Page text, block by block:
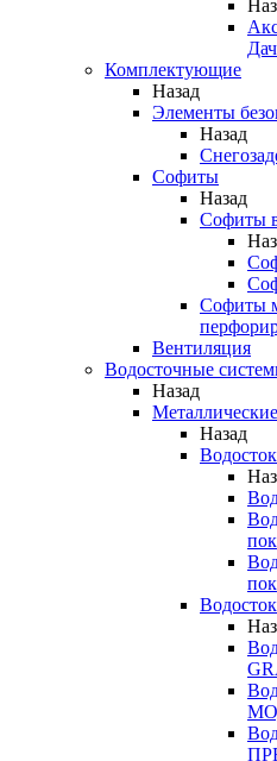
Комплектующие
Назад
Элементы
Назад
Софиты
Назад
Софиты
Софиты
Вентиляция
Водосточные
Назад
Назад